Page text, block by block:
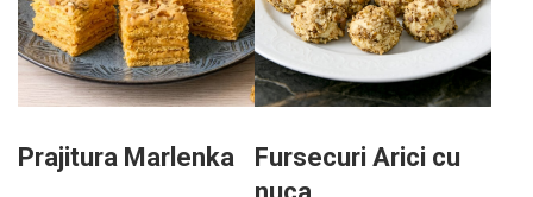
Prajitura Marlenka
Fursecuri Arici cu